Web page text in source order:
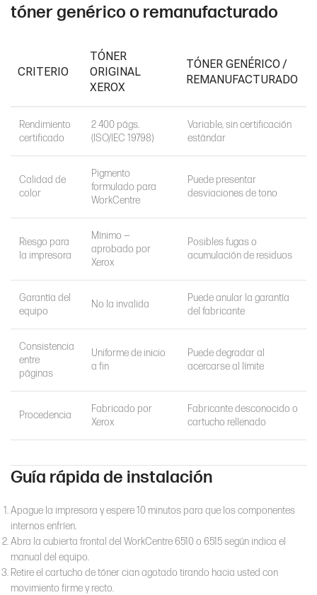
tóner genérico o remanufacturado
CRITERIO
TÓNER
ORIGINAL
XEROX
TÓNER GENÉRICO /
REMANUFACTURADO
Rendimiento
certificado
2 400 págs.
(ISO/IEC 19798)
Variable, sin certificación
estándar
Calidad de
color
Pigmento
formulado para
WorkCentre
Puede presentar
desviaciones de tono
Riesgo para
la impresora
Mínimo —
aprobado por
Xerox
Posibles fugas o
acumulación de residuos
Garantía del
equipo
No la invalida
Puede anular la garantía
del fabricante
Consistencia
entre
páginas
Uniforme de inicio
a fin
Puede degradar al
acercarse al límite
Procedencia
Fabricado por
Xerox
Fabricante desconocido o
cartucho rellenado
Guía rápida de instalación
Apague la impresora y espere 10 minutos para que los componentes
internos enfríen.
Abra la cubierta frontal del WorkCentre 6510 o 6515 según indica el
manual del equipo.
Retire el cartucho de tóner cian agotado tirando hacia usted con
movimiento firme y recto.